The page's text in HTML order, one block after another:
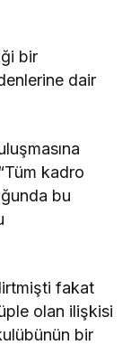
bir
dair
kadro
bu
fakat
olan ilişkisi
bir